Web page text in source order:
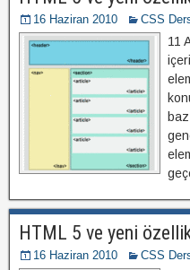
16 Haziran 2010 CSS
11
HTML 5 ve yeni
16 Haziran 2010 CSS